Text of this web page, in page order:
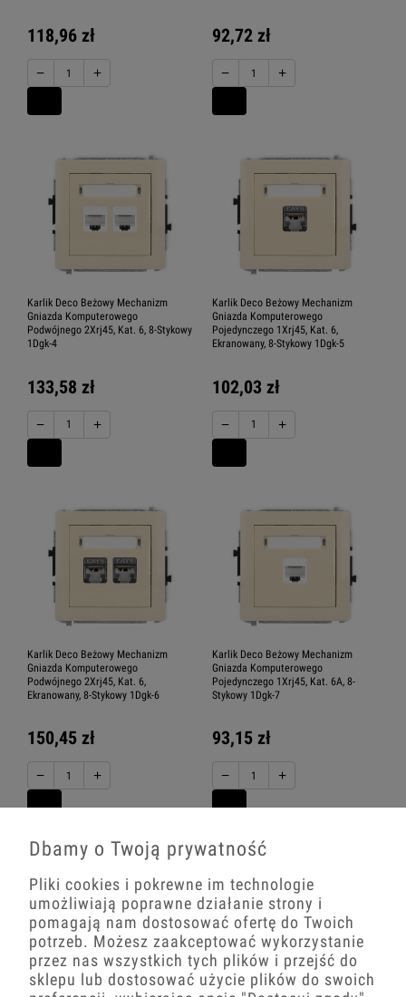
118,96 zł
− +
92,72 zł
− +
Karlik Deco Beżowy Mechanizm
Gniazda Komputerowego
Podwójnego 2Xrj45, Kat. 6, 8-Stykowy
1Dgk-4
133,58 zł
− +
Karlik Deco Beżowy Mechanizm
Gniazda Komputerowego
Pojedynczego 1Xrj45, Kat. 6,
Ekranowany, 8-Stykowy 1Dgk-5
102,03 zł
− +
Karlik Deco Beżowy Mechanizm
Gniazda Komputerowego
Podwójnego 2Xrj45, Kat. 6,
Ekranowany, 8-Stykowy 1Dgk-6
150,45 zł
− +
Karlik Deco Beżowy Mechanizm
Gniazda Komputerowego
Pojedynczego 1Xrj45, Kat. 6A, 8-
Stykowy 1Dgk-7
93,15 zł
− +
Dbamy o Twoją prywatność
Pliki cookies i pokrewne im technologie
umożliwiają poprawne działanie strony i
pomagają nam dostosować ofertę do Twoich
potrzeb. Możesz zaakceptować wykorzystanie
przez nas wszystkich tych plików i przejść do
sklepu lub dostosować użycie plików do swoich